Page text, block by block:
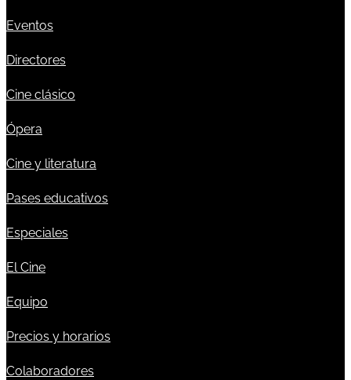
Eventos
Directores
Cine clásico
Ópera
Cine y literatura
Pases educativos
Especiales
El Cine
Equipo
Precios y horarios
Colaboradores